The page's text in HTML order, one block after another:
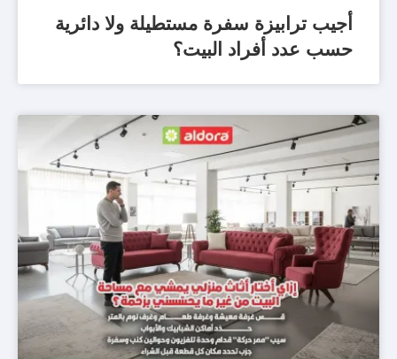
أجيب ترابيزة سفرة مستطيلة ولا دائرية
حسب عدد أفراد البيت؟